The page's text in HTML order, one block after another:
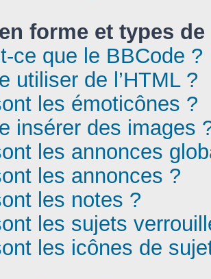
forme et types
ce que le BBCode ?
utiliser de l’HTML ?
les émoticônes ?
insérer des images
les annonces
les annonces ?
les notes ?
les sujets
les icônes de